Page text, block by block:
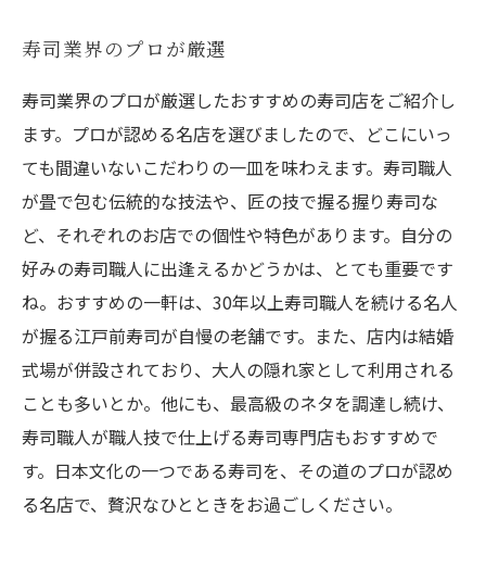
寿司業界のプロが厳選
寿司業界のプロが厳選したおすすめの寿司店をご紹介し
ます。プロが認める名店を選びましたので、どこにいっ
ても間違いないこだわりの一皿を味わえます。寿司職人
が畳で包む伝統的な技法や、匠の技で握る握り寿司な
ど、それぞれのお店での個性や特色があります。自分の
好みの寿司職人に出逢えるかどうかは、とても重要です
ね。おすすめの一軒は、30年以上寿司職人を続ける名人
が握る江戸前寿司が自慢の老舗です。また、店内は結婚
式場が併設されており、大人の隠れ家として利用される
ことも多いとか。他にも、最高級のネタを調達し続け、
寿司職人が職人技で仕上げる寿司専門店もおすすめで
す。日本文化の一つである寿司を、その道のプロが認め
る名店で、贅沢なひとときをお過ごしください。